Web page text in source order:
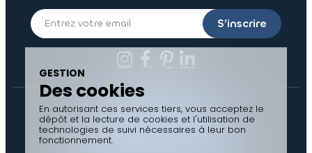
S’inscrire
Contactez-nous
Documents à télécharger
GESTION
Des cookies
En autorisant ces services tiers, vous acceptez le
dépôt et la lecture de cookies et l'utilisation de
technologies de suivi nécessaires à leur bon
fonctionnement.